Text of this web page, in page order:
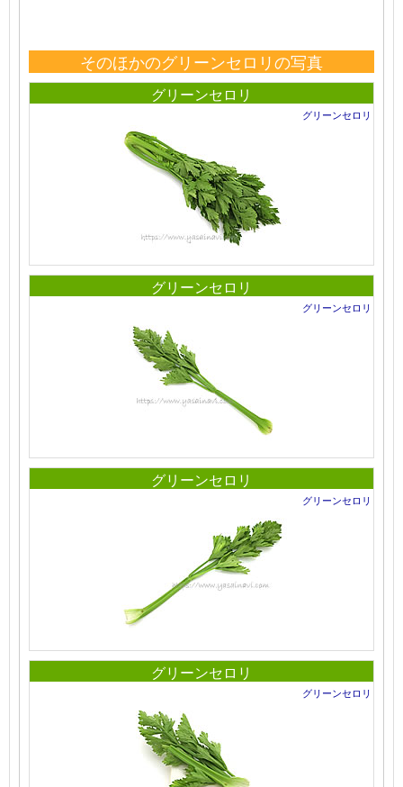
そのほかのグリーンセロリの写真
グリーンセロリ
グリーンセロリ
グリーンセロリ
グリーンセロリ
グリーンセロリ
グリーンセロリ
グリーンセロリ
グリーンセロリ